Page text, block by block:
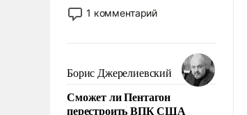
применение которых уже
стало обыденностью. Задача по
сложна и амбициозна. Однако
и ее реализация радикально
поднимет наши боевые
возможности.
1 комментарий
Борис Джерелиевский
Сможет ли Пентагон
перестроить ВПК США